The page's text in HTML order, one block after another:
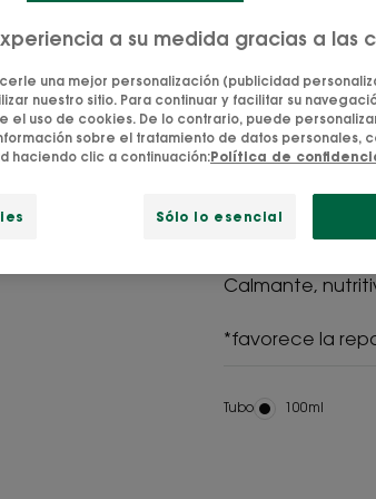
La crema a la
para el cambio
la piel de rojeces
Crema de
Con
Calmante,
*favorece la
Tubo Tubo
100ml
a su medida gracias a las
una mejor personalización (publicidad
nuestro sitio. Para continuar y facilitar su
uso de cookies. De lo contrario, puede
sobre el tratamiento de datos personales,
haciendo clic a continuación:Política de
Sólo lo esencial